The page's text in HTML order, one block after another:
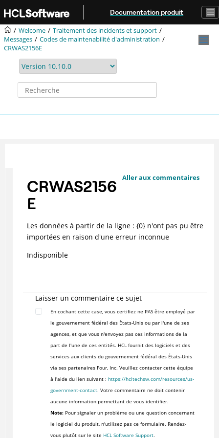
Aller au contenu principal
Documentation produit
Welcome
Traitement des incidents et support
Messages
Codes de maintenabilité d'administration
CRWAS2156E
Aller aux commentaires
CRWAS2156
E
Les données à partir de la ligne : {0} n'ont pas pu être
importées en raison d'une erreur inconnue
Indisponible
Laisser un commentaire ce sujet
En cochant cette case, vous certifiez ne PAS être employé par
le gouvernement fédéral des États-Unis ou par l'une de ses
agences, et que vous n'envoyez pas ces informations de la
part de l'une de ces entités. HCL fournit des logiciels et des
services aux clients du gouvernement fédéral des États-Unis
via ses partenaires Four, Inc. Veuillez contacter cette équipe
à l'aide du lien suivant : https://hcltechsw.com/resources/us-
government-contact. Votre commentaire ne doit contenir
aucune information permettant de vous identifier.
Note:Pour signaler un problème ou une question concernant
le logiciel du produit, n'utilisez pas ce formulaire. Rendez-
vous plutôt sur le site HCL Software Support.